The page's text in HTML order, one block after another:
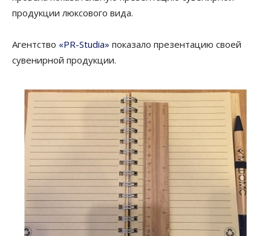
продукции люксового вида.
Агентство «PR-Studia» показало презентацию своей
сувенирной продукции.